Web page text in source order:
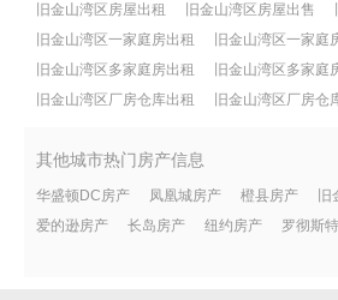
旧金山湾区房屋出租 旧金山湾区房屋出售
旧金山湾区一家庭房出租
旧金山湾区一家庭
旧金山湾区多家庭房出租
旧金山湾区多家庭
旧金山湾区厂房仓库出租
旧金山湾区厂房仓
其他城市热门房产信息
华盛顿DC房产 凤凰城房产 橙县房产
爱的逊房产
长岛房产 纽约房产 罗彻斯